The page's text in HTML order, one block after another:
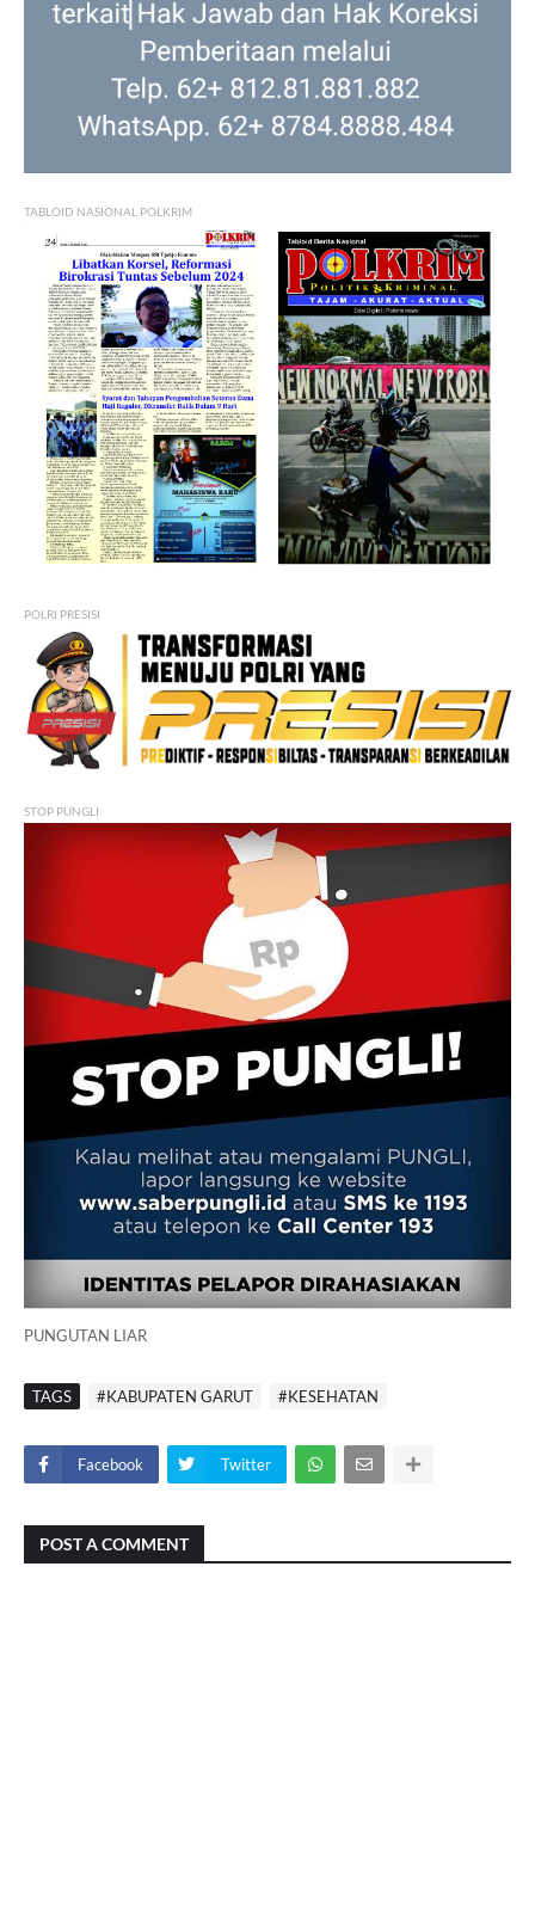
TABLOID NASIONAL POLKRIM
POLRI PRESISI
STOP PUNGLI
PUNGUTAN LIAR
TAGS #KABUPATEN GARUT #KESEHATAN
Facebook Twitter
POST A COMMENT